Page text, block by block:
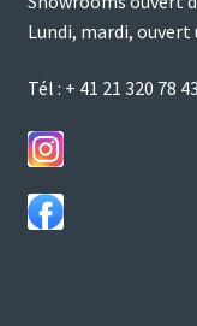
Lundi, mardi,
Tél : + 41 21 320 78 43